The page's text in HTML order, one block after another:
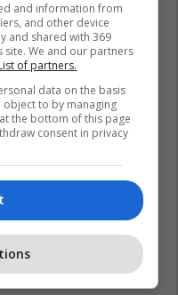
Igor Thiago
Premier League
and information from
and other device
and shared with 369
site. We and our partners
of partners.
data on the basis
object to by managing
the bottom of this page
consent in privacy